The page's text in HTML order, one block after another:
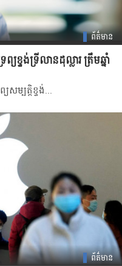
ព័ត៌មាន
យខ្ទង់ទ្រីលានដុល្លារ ត្រឹមឆ្នាំ
សម្បត្តិ​ខ្ទង់​...
ព័ត៌មាន